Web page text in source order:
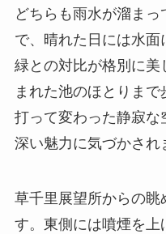
どちらも雨水が溜ま
で、晴れた日には水
緑との対比が格別に美
まれた池のほとりま
打って変わった静寂
深い魅力に気づかされ
草千里展望所からの眺
す。東側には噴煙を